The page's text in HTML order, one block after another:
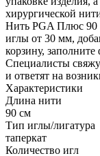
хирургической
Нить PGA Плюс 90
иглы от 30 мм,
корзину, заполните
Специалисты
и ответят на
Характеристики
Длина нити
90 см
Тип иглы/лигатура
таперкат
Количество игл